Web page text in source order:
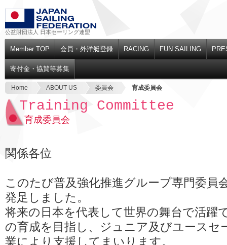
公益財団法人 日本セーリング連盟
Member TOP 会員・外洋艇登録 RACING FUN SAILING
寄付金・協賛等募集
Home ABOUT US 委員会 育成委員会
Training Committee
育成委員会
関係各位
このたび普及強化推進グループ専門委員
発足しました。
将来の日本を代表して世界の舞台で活躍
の育成を目指し、ジュニア及びユースセ
業により支援してまいります。